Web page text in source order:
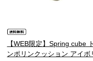
【WEB限定】Spring cube
ンポリンクッション アイボ